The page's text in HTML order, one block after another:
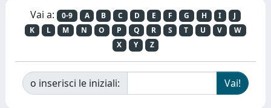
Vai a: 0-9 A B C D E F G H I
J
K
L M N O P Q R S T U V
W
X
Y Z
o inserisci le iniziali: